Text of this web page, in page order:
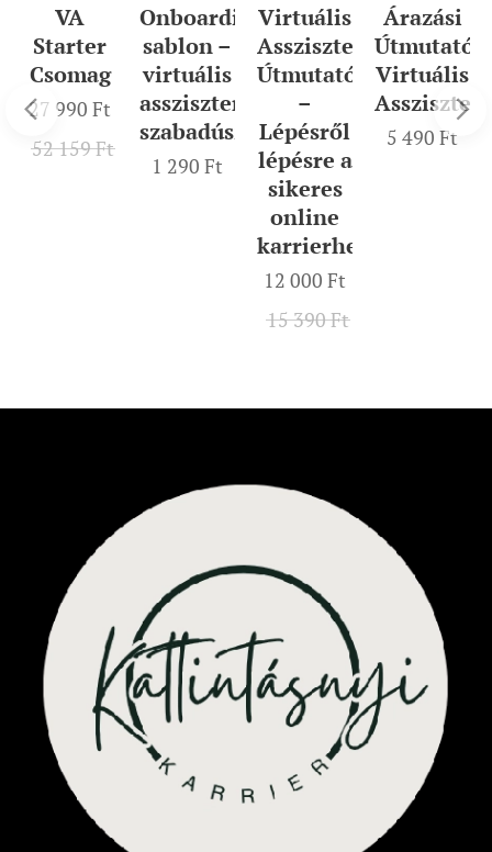
VA
Starter
Csomag
27 990 Ft
52 159Ft
Onboarding
sablon –
virtuális
asszisztenseknek/
szabadúszóknak
1 290 Ft
Virtuális
Asszisztens
Útmutató
–
Lépésről
lépésre a
sikeres
online
karrierhez
12 000 Ft
15 390Ft
Árazási
Útmutató
Virtuális
5 490 Ft